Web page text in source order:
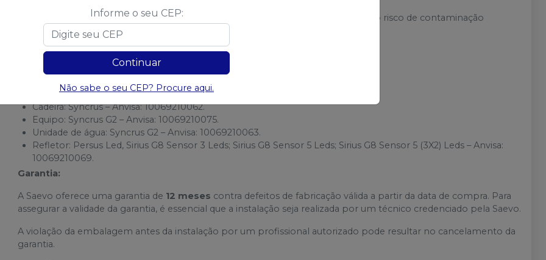
Puxadores bilaterais em forma de alça que possibilitam isolamento, evitando o risco de contaminação
cruzada.
Cabeçote produzido em material resistente, com giro de 620º.
Intensidade: 8.000 a 35.000 LUX (escolha de intensidade pelo pedal).
Anvisa:
O Consultório Odontológico S201 C é composto por:
Cadeira: Syncrus – Anvisa: 10069210062.
Equipo: Syncrus G2 – Anvisa: 10069210075.
Unidade de água: Syncrus G2 – Anvisa: 10069210063.
Refletor: Persus Led, Sirius G8 Sensor 3 Leds; Sirius G8 Sensor 5 Leds; Sirius G8 Sensor 5 (3X2) Leds – Anvisa:
10069210069.
Garantia:
A Saevo oferece uma garantia de 12 meses contra defeitos de fabricação válida a partir da data de compra. Para
assegurar a validade da garantia, é essencial que a instalação seja realizada por um técnico credenciado pela Saevo.
A violação da embalagem antes da instalação por um profissional autorizado pode resultar no cancelamento da
garantia.
Informe o seu CEP:
Continuar
Não sabe o seu CEP? Procure aqui.